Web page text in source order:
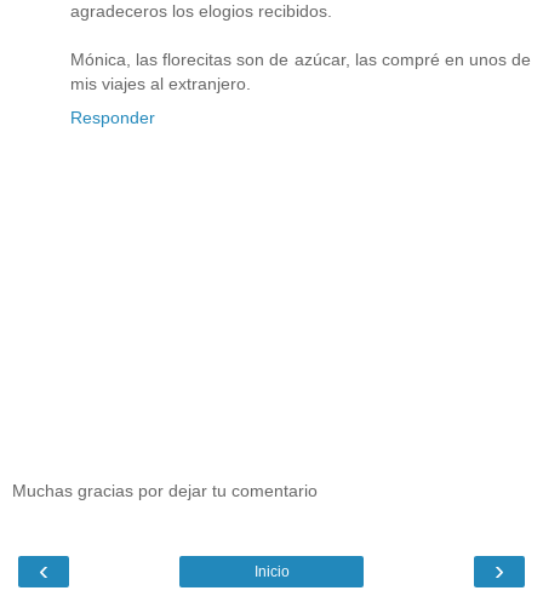
agradeceros los elogios recibidos.
Mónica, las florecitas son de azúcar, las compré en unos de
mis viajes al extranjero.
Responder
Muchas gracias por dejar tu comentario
‹ ›
Inicio